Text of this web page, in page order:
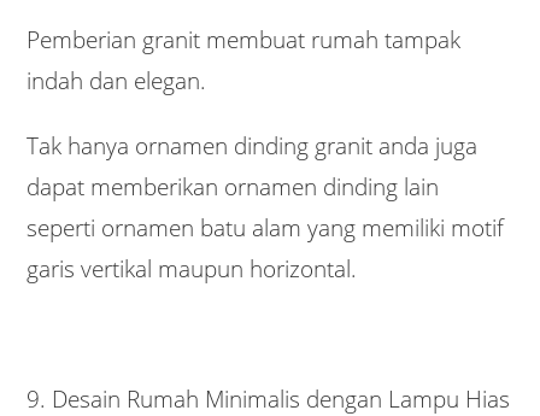
Pemberian granit membuat rumah tampak
indah dan elegan.
Tak hanya ornamen dinding granit anda juga
dapat memberikan ornamen dinding lain
seperti ornamen batu alam yang memiliki motif
garis vertikal maupun horizontal.
9. Desain Rumah Minimalis dengan Lampu Hias